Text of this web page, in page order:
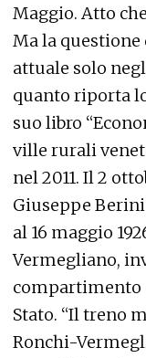
Maggio. Atto
Ma la questione
attuale solo
quanto riporta
suo libro
ville rurali
nel 2011. Il 2
Giuseppe Berini
al 16 maggio
Vermegliano,
compartimento
Stato. “Il treno
Ronchi-